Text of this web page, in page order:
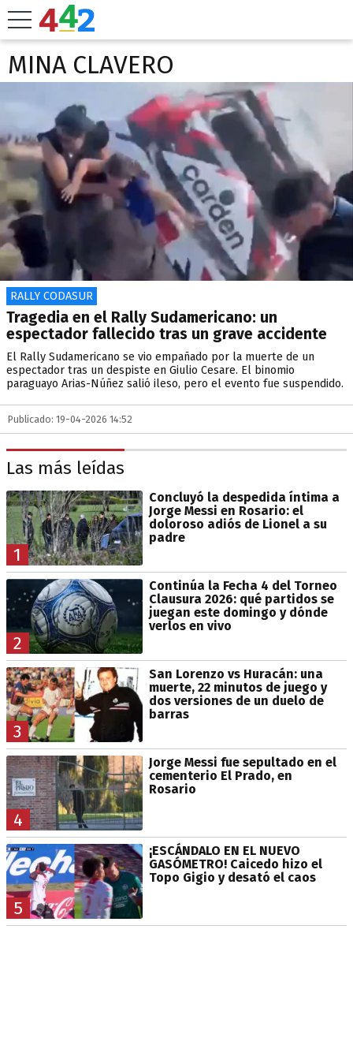
MINA CLAVERO
RALLY CODASUR
Tragedia en el Rally Sudamericano: un
espectador fallecido tras un grave accidente
El Rally Sudamericano se vio empañado por la muerte de un
espectador tras un despiste en Giulio Cesare. El binomio
paraguayo Arias-Núñez salió ileso, pero el evento fue suspendido.
Publicado: 19-04-2026 14:52
Las más leídas
1
Concluyó la despedida íntima a
Jorge Messi en Rosario: el
doloroso adiós de Lionel a su
padre
2
Continúa la Fecha 4 del Torneo
Clausura 2026: qué partidos se
juegan este domingo y dónde
verlos en vivo
3
San Lorenzo vs Huracán: una
muerte, 22 minutos de juego y
dos versiones de un duelo de
barras
4
Jorge Messi fue sepultado en el
cementerio El Prado, en
Rosario
5
¡ESCÁNDALO EN EL NUEVO
GASÓMETRO! Caicedo hizo el
Topo Gigio y desató el caos